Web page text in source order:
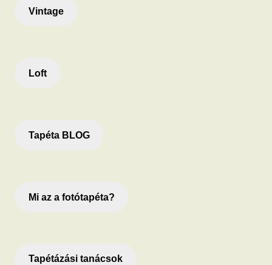
Vintage
Loft
Tapéta BLOG
Mi az a fotótapéta?
Tapétázási tanácsok